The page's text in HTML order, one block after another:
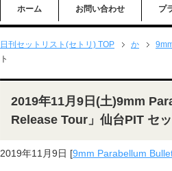
ホーム お問い合わせ プ
日刊セットリスト(セトリ) TOP か
ト
2019年11月9日(土)9mm
Release Tour」仙台PIT セ
2019年11月9日 [9mm Parabellum